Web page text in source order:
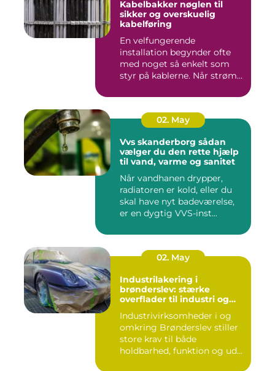
Kabelbakker nøglen til
sikker og overskuelig
kabelføring
En velfungerende
installation begynder ofte
med noget så enkelt som
styr på kablerne. Når strøm-,
02. May
Vvs skanderborg sådan
vælger du den rette hjælp
til vand, varme og sanitet
Når vandhanen drypper,
radiatoren er kold, eller du
skal have nyt badeværelse,
er en dygtig VVS-inst...
02. May
Industrilakering i
brønderslev: stærke
overflader til industri og
Industrivirksomheder i og
omkring Brønderslev stiller
store krav til både
holdbarhed, funktion og ud...